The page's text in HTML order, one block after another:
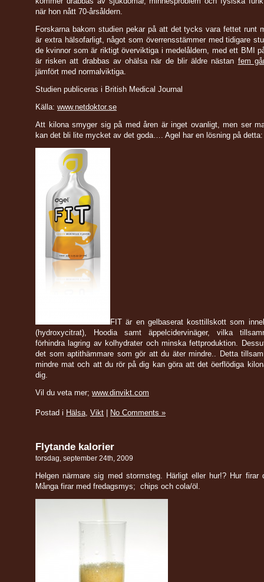
när hon nått 70-årsåldern.
Forskarna bakom studien pekar på att det tycks vara fettet runt
är extra hälsofarligt, något som överrensstämmer med tidigare
de kvinnor som är riktigt överviktiga i medelåldern, med ett BMI
är risken att drabbas av ohälsa när de blir äldre nästan fem
jämfört med normalviktiga.
Studien publiceras i British Medical Journal
Källa: www.netdoktor.se
Att kilona smyger sig på med åren är inget ovanligt, men ser
kan det bli lite mycket av det goda…. Agel har en lösning på detta:
FIT är en gelbaserat kosttillskott som
(hydroxycitrat), Hoodia samt äppelcidervinäger, vilka
förhindra lagring av kolhydrater och minska fettproduktion.
det som aptithämmare som gör att du äter mindre.. Detta
mindre mat och att du rör på dig kan göra att det öerflödiga
dig.
Vil du veta mer; www.dinvikt.com
Postad i Hälsa, Vikt No Comments »
Flytande kalorier
torsdag, september 24th, 2009
Helgen närmare sig med stormsteg. Härligt eller hur!? Hur firar
Många firar med fredagsmys; chips och cola/öl.